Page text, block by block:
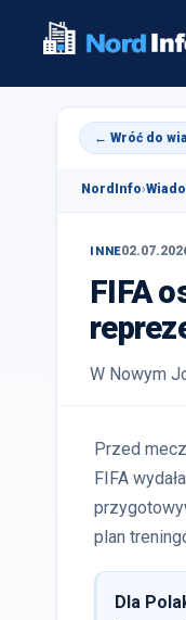
← Wróć do
NordInfo›
INNE
FIFA
W Nowym
Przed
FIFA
plan
Dla